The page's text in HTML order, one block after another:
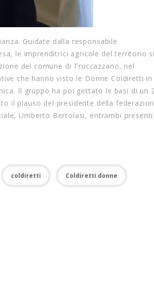
Guidate dalla responsabile
le imprenditrici agricole del territorio si
del comune di Truccazzano, nel
che hanno visto le Donne Coldiretti in
Il gruppo ha poi gettato le basi di un
il plauso del presidente della
Umberto Bertolasi, entrambi presenti
coldiretti Coldiretti donne